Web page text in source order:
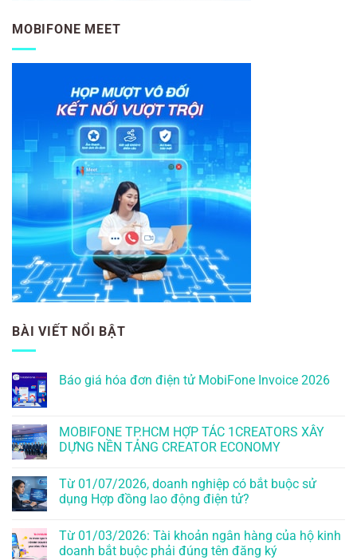
MOBIFONE MEET
BÀI VIẾT NỔI BẬT
Báo giá hóa đơn điện tử MobiFone Invoice 2026
MOBIFONE TP.HCM HỢP TÁC 1CREATORS XÂY
DỰNG NỀN TẢNG CREATOR ECONOMY
Từ 01/07/2026, doanh nghiệp có bắt buộc sử
dụng Hợp đồng lao động điện tử?
Từ 01/03/2026: Tài khoản ngân hàng của hộ kinh
doanh bắt buộc phải đúng tên đăng ký